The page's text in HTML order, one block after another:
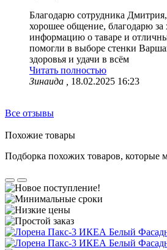
Благодарю сотрудника
хорошее общение, благодарю
информацию о таваре и
помогли в выборе стенки
здоровья и удачи в всём
Читать полностью
Зинаида ,
18.02.2025 16:23
Все отзывы
Похожие товары
Подборка похожих товаров, которые